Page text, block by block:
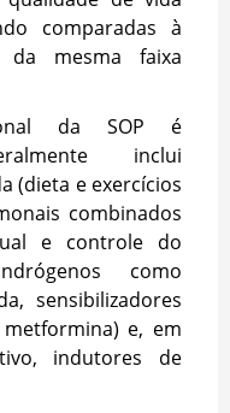
comparadas à
da mesma faixa
da SOP é
inclui
(dieta e exercícios
combinados
e controle do
como
sensibilizadores
e, em
indutores de